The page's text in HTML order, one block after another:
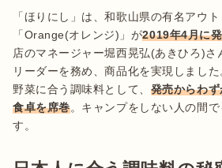
「ほりにし」は、和歌山県の有名アウ
「Orange(オレンジ)」が2019年4月に
店のマネージャー堀西晃弘(あきひろ)さ
リーダーを務め、商品化を実現しまし
野菜に合う調味料として、 発売からわ
食卓を席巻。キャンプをしない人の間
す。